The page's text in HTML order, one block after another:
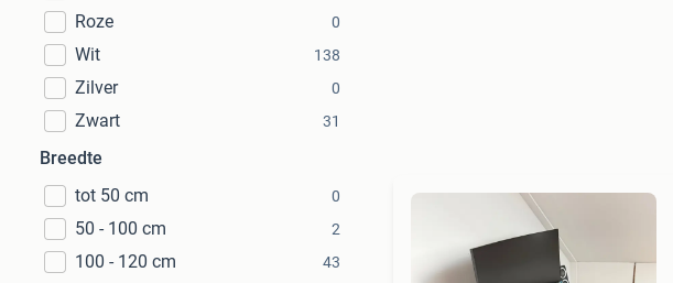
Roze 0
Wit 138
Zilver 0
Zwart 31
Breedte
tot 50 cm
0
50 - 100 cm 2
100 - 120 cm 43